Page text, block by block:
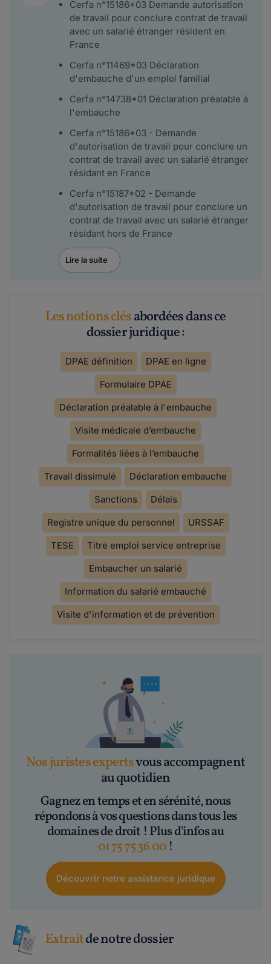
Cerfa n°15186*03 Demande autorisation
de travail pour conclure contrat de travail
avec un salarié étranger résident en
France
Cerfa n°11469*03 Déclaration
d'embauche d'un emploi familial
Cerfa n°14738*01 Déclaration préalable à
l'embauche
Cerfa n°15186*03 - Demande
d'autorisation de travail pour conclure un
contrat de travail avec un salarié étranger
résidant en France
Cerfa n°15187*02 - Demande
d'autorisation de travail pour conclure un
contrat de travail avec un salarié étranger
résidant hors de France
Lire la suite
Les notions clésabordées dans ce
dossier juridique :
DPAE définition
DPAE en ligne
Formulaire DPAE
Déclaration préalable à l'embauche
Visite médicale d’embauche
Formalités liées à l’embauche
Travail dissimulé
Déclaration embauche
Sanctions
Délais
Registre unique du personnel
URSSAF
TESE
Titre emploi service entreprise
Embaucher un salarié
Information du salarié embauché
Visite d'information et de prévention
Nos juristes expertsvous accompagnent
au quotidien
Gagnez en temps et en sérénité, nous
répondons à vos questions dans tous les
domaines de droit ! Plus d'infos au
01 75 75 36 00 !
Découvrir notre assistance juridique
Extraitde notre dossier